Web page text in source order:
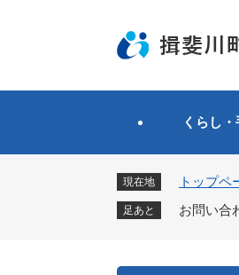
先
す
くらし
現在地 トップペ
足あと お問い合